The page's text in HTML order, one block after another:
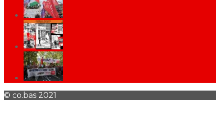
© co.bas 2021